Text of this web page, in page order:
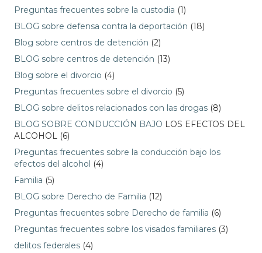
Preguntas frecuentes sobre la custodia (1)
BLOG sobre defensa contra la deportación (18)
Blog sobre centros de detención (2)
BLOG sobre centros de detención (13)
Blog sobre el divorcio (4)
Preguntas frecuentes sobre el divorcio (5)
BLOG sobre delitos relacionados con las drogas (8)
BLOG SOBRE CONDUCCIÓN BAJO LOS EFECTOS DEL
ALCOHOL (6)
Preguntas frecuentes sobre la conducción bajo los
efectos del alcohol (4)
Familia (5)
BLOG sobre Derecho de Familia (12)
Preguntas frecuentes sobre Derecho de familia (6)
Preguntas frecuentes sobre los visados familiares (3)
delitos federales (4)